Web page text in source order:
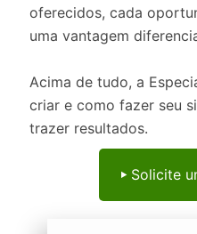
oferecidos, cada
uma vantagem
Acima de tudo, a
criar e como fazer seu
trazer resultados.
Solicite